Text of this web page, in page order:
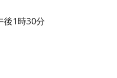
後1時30分